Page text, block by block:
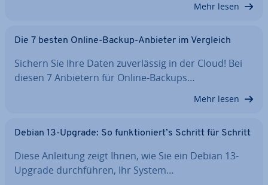
Mehr lesen
Die 7 besten Online-Backup-Anbieter im Vergleich
Sichern Sie Ihre Daten zu­ver­läs­sig in der Cloud! Bei
diesen 7 Anbietern für Online-Backups…
Mehr lesen
Debian 13-Upgrade: So funk­tio­niert’s Schritt für Schritt
Diese Anleitung zeigt Ihnen, wie Sie ein Debian 13-
Upgrade durch­füh­ren, Ihr System…